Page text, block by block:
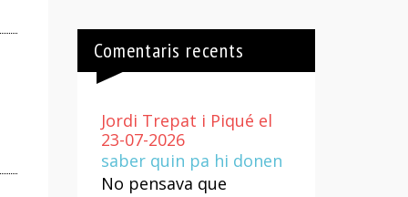
Comentaris recents
Jordi Trepat i Piqué el
23-07-2026
saber quin pa hi donen
No pensava que